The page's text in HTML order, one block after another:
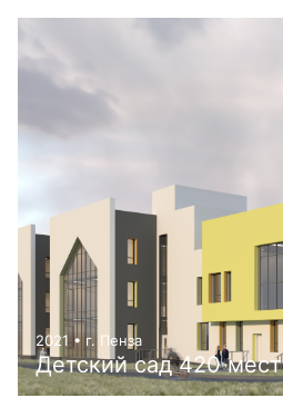
2021 • г. Пенза
Детский сад 420 мест